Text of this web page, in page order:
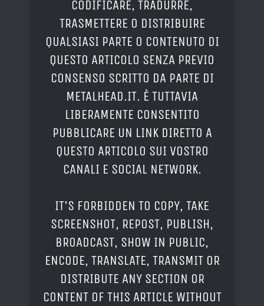
CODIFICARE, TRADURRE,
TRASMETTERE O DISTRIBUIRE
QUALSIASI PARTE O CONTENUTO DI
QUESTO ARTICOLO SENZA PREVIO
CONSENSO SCRITTO DA PARTE DI
METALHEAD.IT. È TUTTAVIA
LIBERAMENTE CONSENTITO
PUBBLICARE UN LINK DIRETTO A
QUESTO ARTICOLO SUI VOSTRO
CANALI E SOCIAL NETWORK.
IT'S FORBIDDEN TO COPY, TAKE
SCREENSHOT, REPOST, PUBLISH,
BROADCAST, SHOW IN PUBLIC,
ENCODE, TRANSLATE, TRANSMIT OR
DISTRIBUTE ANY SECTION OR
CONTENT OF THIS ARTICLE WITHOUT